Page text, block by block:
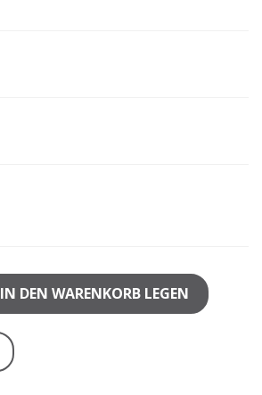
IN DEN WARENKORB LEGEN